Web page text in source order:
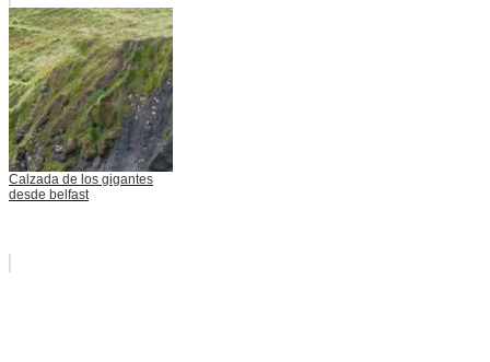
Calzada de los gigantes
desde belfast